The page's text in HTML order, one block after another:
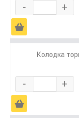
- +
Ä
Колодка
- +
Ä